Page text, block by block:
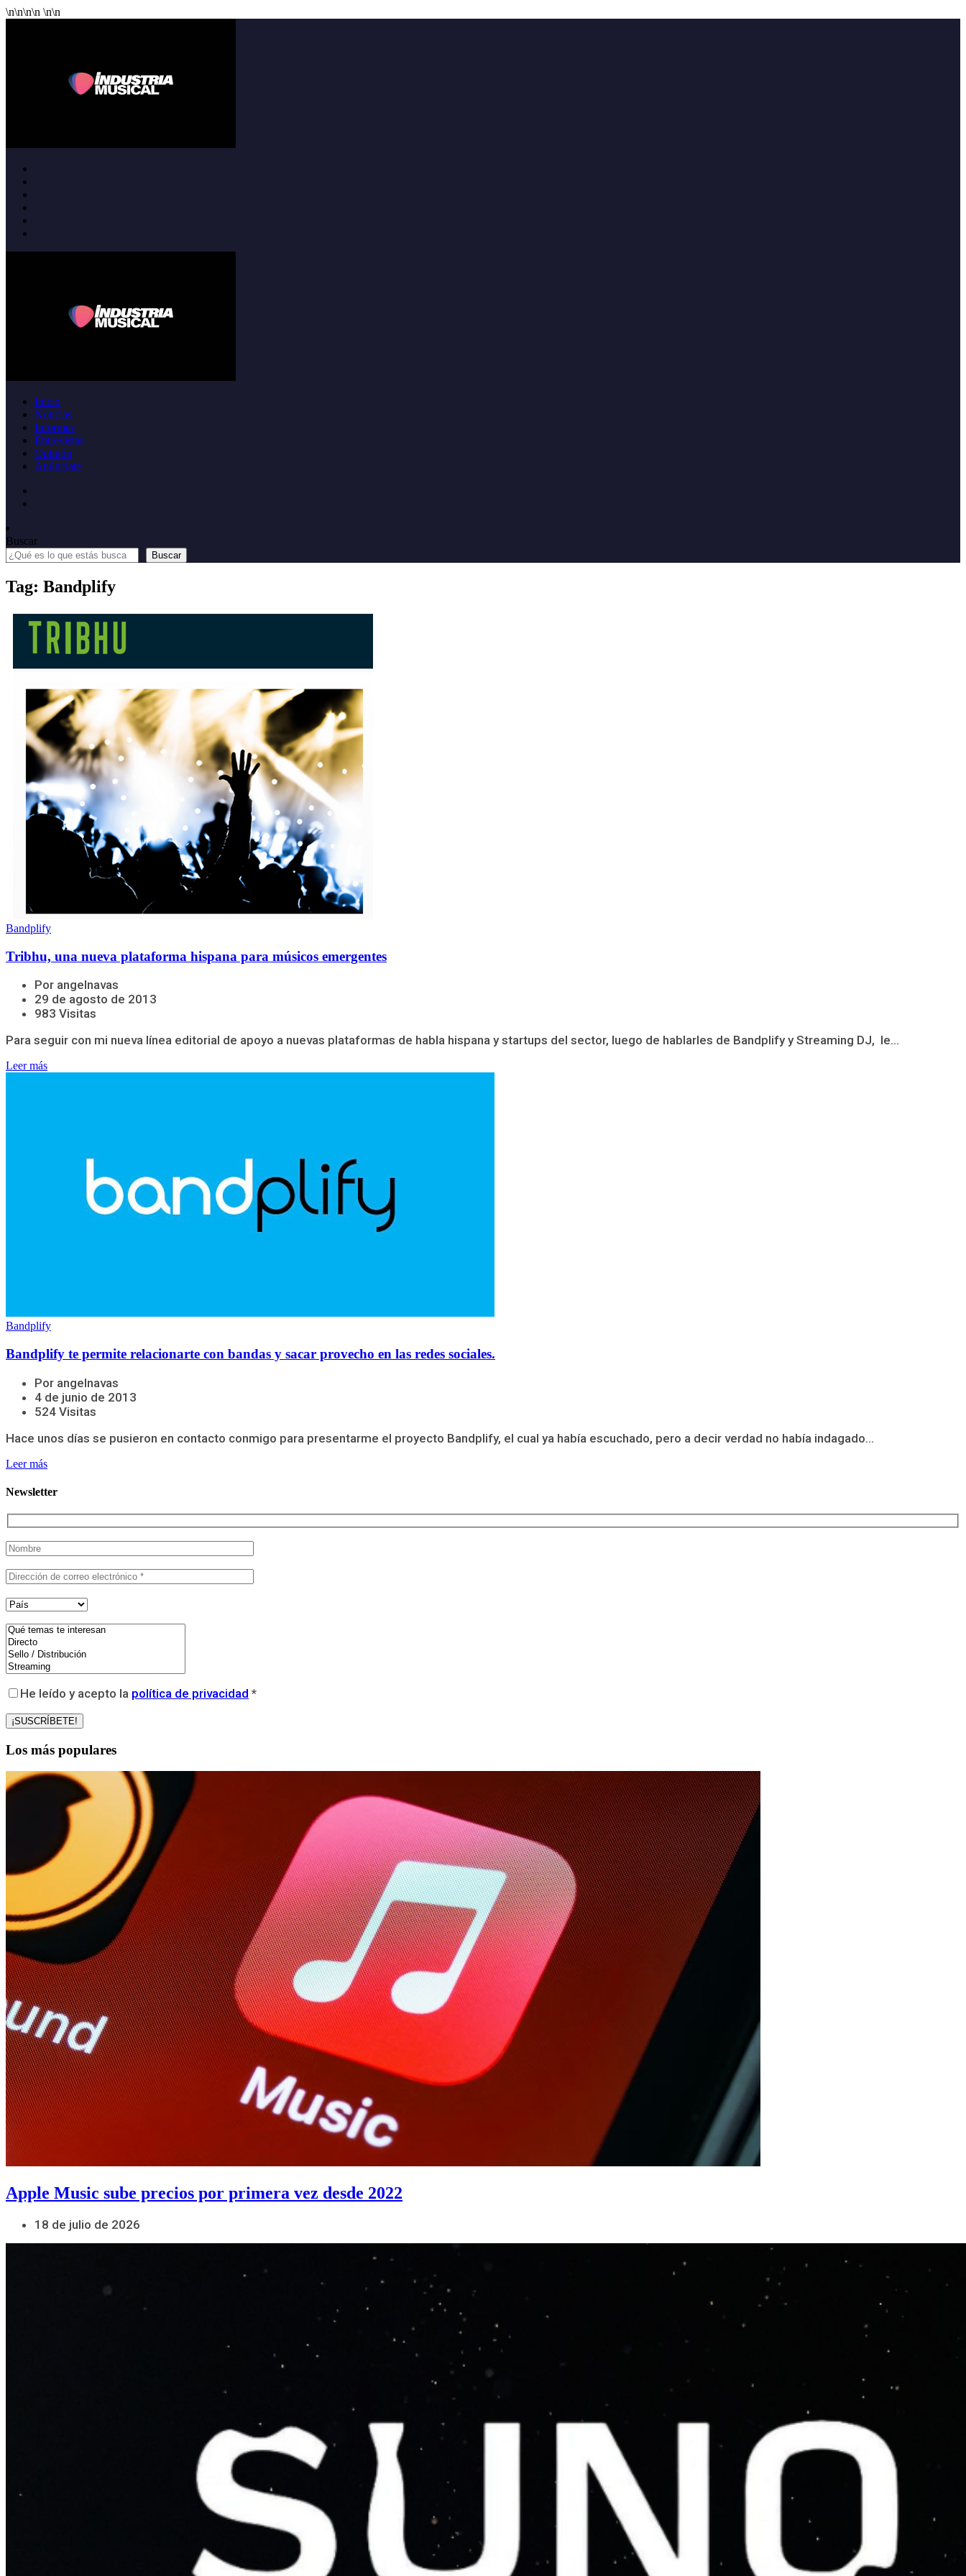
\n\n\n\n \n\n
Inicio
Noticias
Informes
Entrevistas
Opinión
Anúnciate
Buscar
Buscar
Tag: Bandplify
Bandplify
Tribhu, una nueva plataforma hispana para músicos emergentes
Por angelnavas
29 de agosto de 2013
983 Visitas
Para seguir con mi nueva línea editorial de apoyo a nuevas plataformas de habla hispana y startups del sector, luego de hablarles de Bandplify y Streaming DJ, le...
Leer más
Bandplify
Bandplify te permite relacionarte con bandas y sacar provecho en las redes sociales.
Por angelnavas
4 de junio de 2013
524 Visitas
Hace unos días se pusieron en contacto conmigo para presentarme el proyecto Bandplify, el cual ya había escuchado, pero a decir verdad no había indagado...
Leer más
Newsletter
He leído y acepto la política de privacidad *
Los más populares
Apple Music sube precios por primera vez desde 2022
18 de julio de 2026